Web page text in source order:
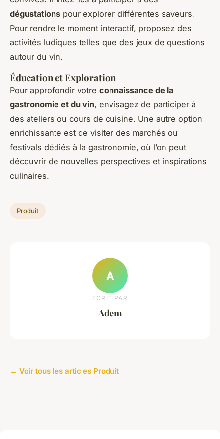
dégustations pour explorer différentes saveurs.
Pour rendre le moment interactif, proposez des
activités ludiques telles que des jeux de questions
autour du vin.
Éducation et Exploration
Pour approfondir votre connaissance de la
gastronomie et du vin, envisagez de participer à
des ateliers ou cours de cuisine. Une autre option
enrichissante est de visiter des marchés ou
festivals dédiés à la gastronomie, où l’on peut
découvrir de nouvelles perspectives et inspirations
culinaires.
Produit
A
ECRIT PAR
Adem
← Voir tous les articles Produit